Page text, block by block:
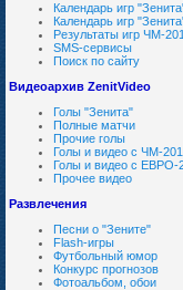
Календарь игр
Календарь игр
Результаты игр ЧМ-
SMS-сервисы
Поиск по сайту
Видеоархив ZenitVideo
Голы "Зенита"
Полные матчи
Прочие голы
Голы и видео с ЧМ-
Голы и видео с ЕВРО-
Прочее видео
Развлечения
Песни о "Зените"
Flash-игры
Футбольный юмор
Конкурс прогнозов
Фотоальбом, обои